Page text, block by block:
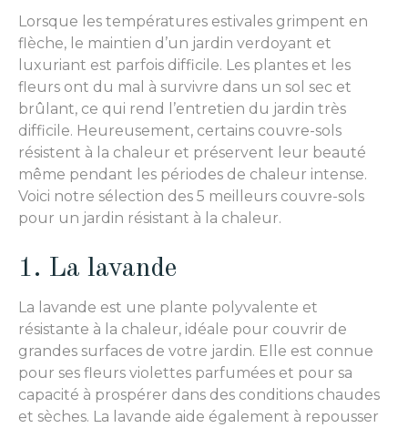
Lorsque les températures estivales grimpent en
flèche, le maintien d’un jardin verdoyant et
luxuriant est parfois difficile. Les plantes et les
fleurs ont du mal à survivre dans un sol sec et
brûlant, ce qui rend l’entretien du jardin très
difficile. Heureusement, certains couvre-sols
résistent à la chaleur et préservent leur beauté
même pendant les périodes de chaleur intense.
Voici notre sélection des 5 meilleurs couvre-sols
pour un jardin résistant à la chaleur.
1. La lavande
La lavande est une plante polyvalente et
résistante à la chaleur, idéale pour couvrir de
grandes surfaces de votre jardin. Elle est connue
pour ses fleurs violettes parfumées et pour sa
capacité à prospérer dans des conditions chaudes
et sèches. La lavande aide également à repousser